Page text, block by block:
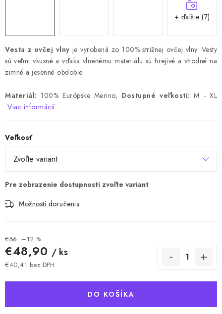
Vesta z ovčej vlny je vyrobená zo 100% strižnej ovčej vlny. Vesty
sú veľmi vkusné a vďaka vlnenému materiálu sú hrejivé a vhodné na
zimné a jesenné obdobie.
Materiál: 100% Európske Merino, Dostupné veľkosti: M - XL
Viac informácií
Veľkosť
Možnosti doručenia
€56 –12 %
€48,90 / ks
€40,41 bez DPH
DO KOŠÍKA
+ ďalšie (7)